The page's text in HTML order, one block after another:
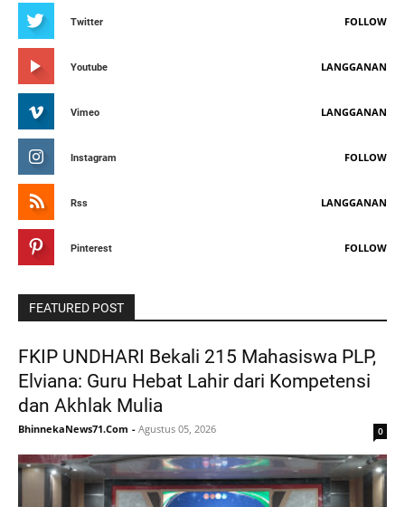
Twitter FOLLOW
Youtube LANGGANAN
Vimeo LANGGANAN
Instagram FOLLOW
Rss LANGGANAN
Pinterest FOLLOW
FEATURED POST
FKIP UNDHARI Bekali 215 Mahasiswa PLP,
Elviana: Guru Hebat Lahir dari Kompetensi
dan Akhlak Mulia
BhinnekaNews71.Com - Agustus 05, 2026 0